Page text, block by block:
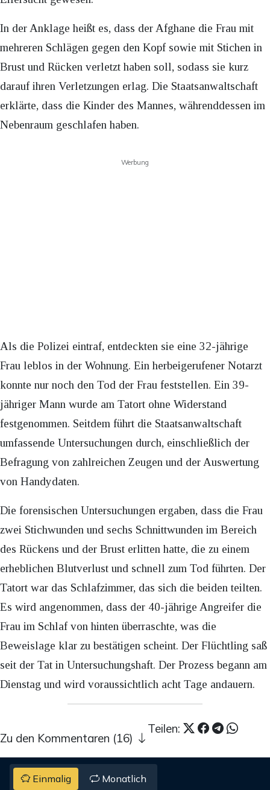
In der Anklage heißt es, dass der Afghane die Frau mit
mehreren Schlägen gegen den Kopf sowie mit Stichen in
Brust und Rücken verletzt haben soll, sodass sie kurz
darauf ihren Verletzungen erlag. Die Staatsanwaltschaft
erklärte, dass die Kinder des Mannes, währenddessen im
Nebenraum geschlafen haben.
Werbung
Als die Polizei eintraf, entdeckten sie eine 32-jährige
Frau leblos in der Wohnung. Ein herbeigerufener Notarzt
konnte nur noch den Tod der Frau feststellen. Ein 39-
jähriger Mann wurde am Tatort ohne Widerstand
festgenommen. Seitdem führt die Staatsanwaltschaft
umfassende Untersuchungen durch, einschließlich der
Befragung von zahlreichen Zeugen und der Auswertung
von Handydaten.
Die forensischen Untersuchungen ergaben, dass die Frau
zwei Stichwunden und sechs Schnittwunden im Bereich
des Rückens und der Brust erlitten hatte, die zu einem
erheblichen Blutverlust und schnell zum Tod führten. Der
Tatort war das Schlafzimmer, das sich die beiden teilten.
Es wird angenommen, dass der 40-jährige Angreifer die
Frau im Schlaf von hinten überraschte, was die
Beweislage klar zu bestätigen scheint. Der Flüchtling saß
seit der Tat in Untersuchungshaft. Der Prozess begann am
Dienstag und wird voraussichtlich acht Tage andauern.
Teilen:
Zu den Kommentaren (16)
Einmalig Monatlich